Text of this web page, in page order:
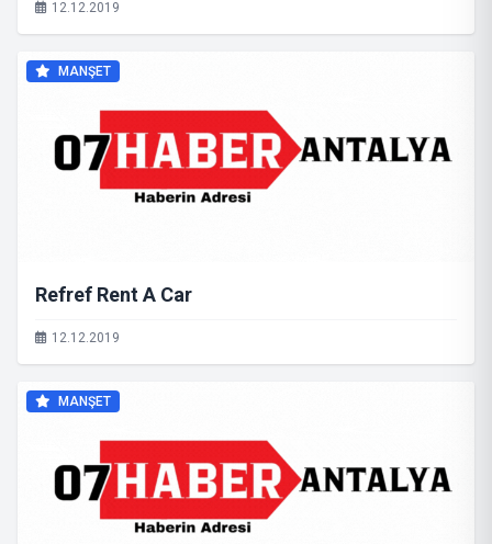
12.12.2019
MANŞET
Refref Rent A Car
12.12.2019
MANŞET